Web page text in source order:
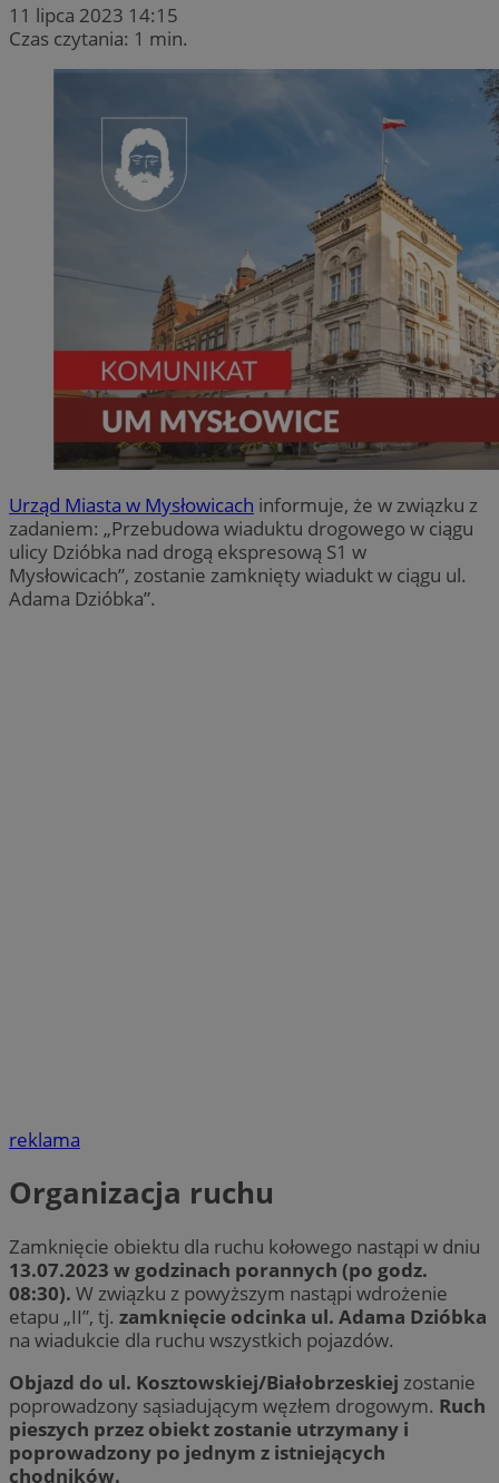
11 lipca 2023 14:15
Czas czytania: 1 min.
Urząd Miasta w Mysłowicach informuje, że w związku z
zadaniem: „Przebudowa wiaduktu drogowego w ciągu
ulicy Dzióbka nad drogą ekspresową S1 w
Mysłowicach”, zostanie zamknięty wiadukt w ciągu ul.
Adama Dzióbka”.
reklama
Organizacja ruchu
Zamknięcie obiektu dla ruchu kołowego nastąpi w dniu
13.07.2023 w godzinach porannych (po godz.
08:30). W związku z powyższym nastąpi wdrożenie
etapu „II”, tj. zamknięcie odcinka ul. Adama Dzióbka
na wiadukcie dla ruchu wszystkich pojazdów.
Objazd do ul. Kosztowskiej/Białobrzeskiej zostanie
poprowadzony sąsiadującym węzłem drogowym. Ruch
pieszych przez obiekt zostanie utrzymany i
poprowadzony po jednym z istniejących
chodników.